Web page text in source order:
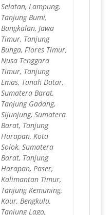
Selatan, Lampung,
Tanjung Bumi,
Bangkalan, Jawa
Timur, Tanjung
Bunga, Flores Timur,
Nusa Tenggara
Timur, Tanjung
Emas, Tanah Datar,
Sumatera Barat,
Tanjung Gadang,
Sijunjung, Sumatera
Barat, Tanjung
Harapan, Kota
Solok, Sumatera
Barat, Tanjung
Harapan, Paser,
Kalimantan Timur,
Tanjung Kemuning,
Kaur, Bengkulu,
Tanjung Lago,